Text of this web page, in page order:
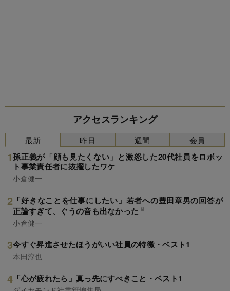
アクセスランキング
最新
孫正義が「顔も見たくない」と激怒した20代社員をロボッ
ト事業責任者に抜擢したワケ
小倉健一
「好きなことを仕事にしたい」若者への豊田章男の回答が
正論すぎて、ぐうの音も出なかった
小倉健一
今すぐ昇進させたほうがいい社員の特徴・ベスト1
本田淳也
「心が疲れたら」真っ先にすべきこと・ベスト1
昨日 週間 会員